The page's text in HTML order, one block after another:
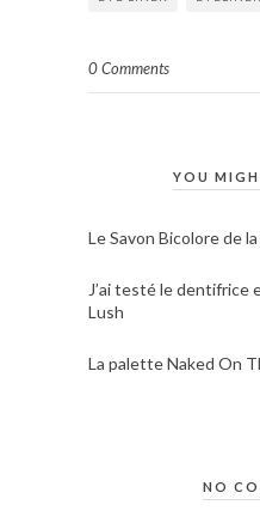
0 Comments
YOU
Le Savon Bicolore de
J’ai testé le dentifrice
Lush
La palette Naked On
NO